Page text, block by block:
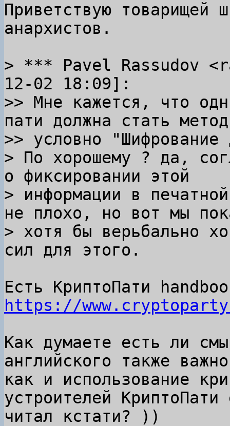
Приветствую товарищей
анархистов.
> *** Pavel Rassudov
12-02 18:09]:
>> Мне кажется, что
пати должна стать
>> условно
> По хорошему ? да,
о фиксировании этой
> информации в
не плохо, но вот мы
> хотя бы верьбально
https://
Как думаете есть ли
английского также важно
как и использование
устроителей КриптоПати
читал кстати? ))